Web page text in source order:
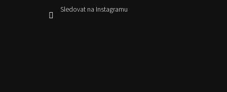
Sledovat na Instagramu